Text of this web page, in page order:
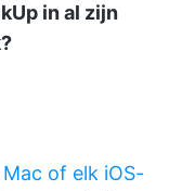
in al zijn
of elk iOS-